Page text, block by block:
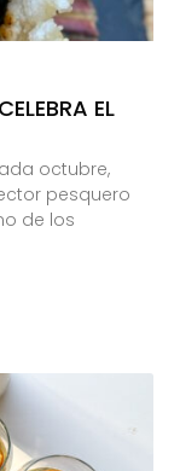
EL
octubre,
pesquero
de los